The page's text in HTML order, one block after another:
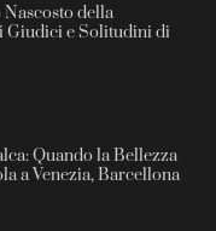
della
Giudici e Solitudini di
Quando la Bellezza
a Venezia, Barcellona